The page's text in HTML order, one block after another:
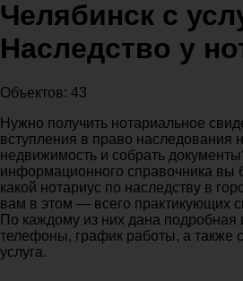
Челябинск с
Наследство у
Объектов: 43
Нужно получить нотариальное
вступления в право наследования
недвижимость и собрать
информационного справочника вы
какой нотариус по наследству в
вам в этом — всего практикующих
По каждому из них дана
телефоны, график работы, а также
услуга.